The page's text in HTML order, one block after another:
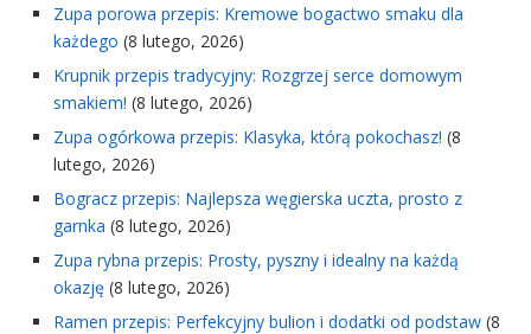
Zupa porowa przepis: Kremowe bogactwo smaku dla
każdego (8 lutego, 2026)
Krupnik przepis tradycyjny: Rozgrzej serce domowym
smakiem! (8 lutego, 2026)
Zupa ogórkowa przepis: Klasyka, którą pokochasz! (8
lutego, 2026)
Bogracz przepis: Najlepsza węgierska uczta, prosto z
garnka (8 lutego, 2026)
Zupa rybna przepis: Prosty, pyszny i idealny na każdą
okazję (8 lutego, 2026)
Ramen przepis: Perfekcyjny bulion i dodatki od podstaw (8